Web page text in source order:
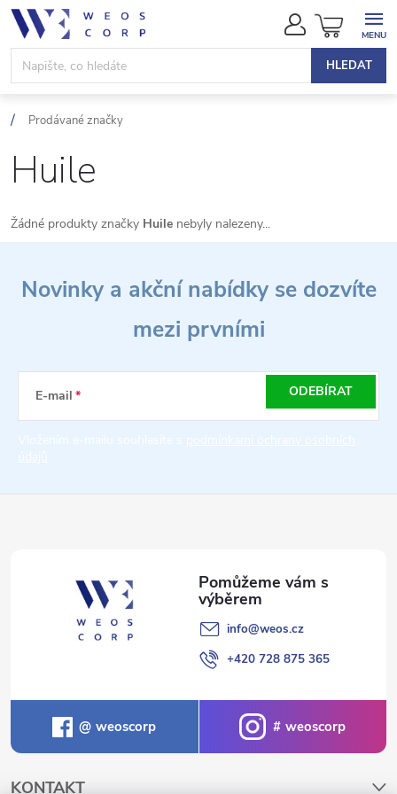
Přejít
obsah
HLEDAT
NÁKUPNÍ
KOŠÍK
Prodávané značky
Huile
Žádné produkty značky Huile nebyly nalezeny...
í
Novinky a akční nabídky se dozvíte
mezi prvními
E-mail ODEBÍRAT
info@weos.cz
+420 728 875 365
weoscorp weoscorp
KONTAKT